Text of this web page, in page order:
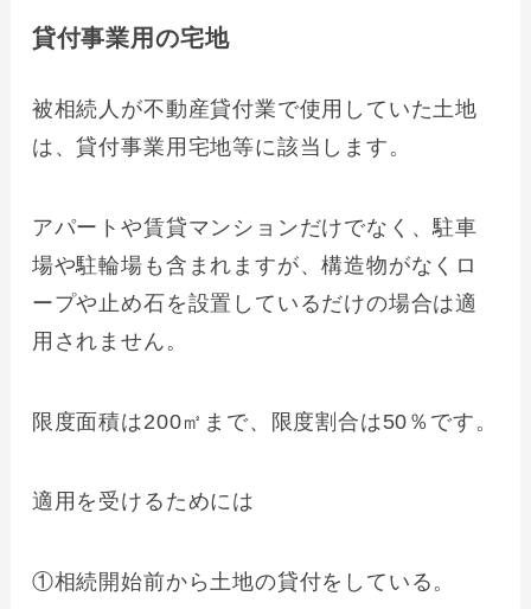
貸付事業用の宅地
被相続人が不動産貸付業で使用していた土地
は、貸付事業用宅地等に該当します。
アパートや賃貸マンションだけでなく、駐車
場や駐輪場も含まれますが、構造物がなくロ
ープや止め石を設置しているだけの場合は適
用されません。
限度面積は200㎡まで、限度割合は50％です。
適用を受けるためには
①相続開始前から土地の貸付をしている。